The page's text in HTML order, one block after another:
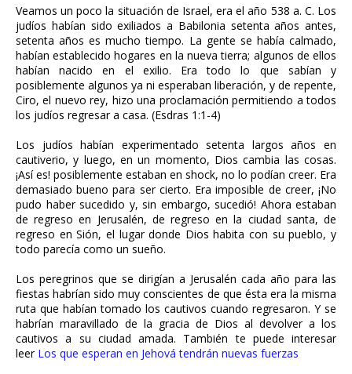
Veamos un poco la situación de Israel, era el año 538 a. C. Los
judíos habían sido exiliados a Babilonia setenta años antes,
setenta años es mucho tiempo. La gente se había calmado,
habían establecido hogares en la nueva tierra; algunos de ellos
habían nacido en el exilio. Era todo lo que sabían y
posiblemente algunos ya ni esperaban liberación, y de repente,
Ciro, el nuevo rey, hizo una proclamación permitiendo a todos
los judíos regresar a casa. (Esdras 1:1-4)
Los judíos habían experimentado setenta largos años en
cautiverio, y luego, en un momento, Dios cambia las cosas.
¡Así es! posiblemente estaban en shock, no lo podían creer. Era
demasiado bueno para ser cierto. Era imposible de creer, ¡No
pudo haber sucedido y, sin embargo, sucedió! Ahora estaban
de regreso en Jerusalén, de regreso en la ciudad santa, de
regreso en Sión, el lugar donde Dios habita con su pueblo, y
todo parecía como un sueño.
Los peregrinos que se dirigían a Jerusalén cada año para las
fiestas habrían sido muy conscientes de que ésta era la misma
ruta que habían tomado los cautivos cuando regresaron. Y se
habrían maravillado de la gracia de Dios al devolver a los
cautivos a su ciudad amada. También te puede interesar
leer Los que esperan en Jehová tendrán nuevas fuerzas